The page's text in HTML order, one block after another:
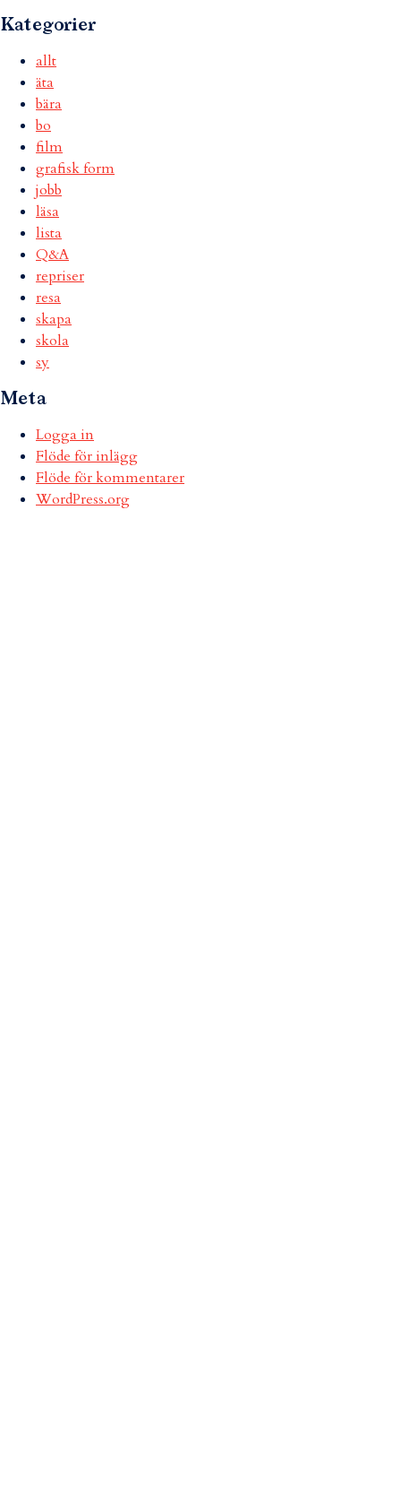
Kategorier
allt
äta
bära
bo
film
grafisk form
jobb
läsa
lista
Q&A
repriser
resa
skapa
skola
sy
Meta
Logga in
Flöde för inlägg
Flöde för kommentarer
WordPress.org